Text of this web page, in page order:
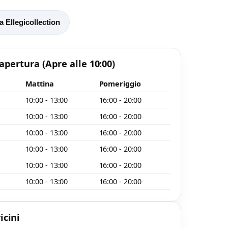
Ellegicollection
(Apre alle 10:00)
Mattina
Pomeriggio
10:00 - 13:00
16:00 - 20:00
10:00 - 13:00
16:00 - 20:00
10:00 - 13:00
16:00 - 20:00
10:00 - 13:00
16:00 - 20:00
10:00 - 13:00
16:00 - 20:00
10:00 - 13:00
16:00 - 20:00